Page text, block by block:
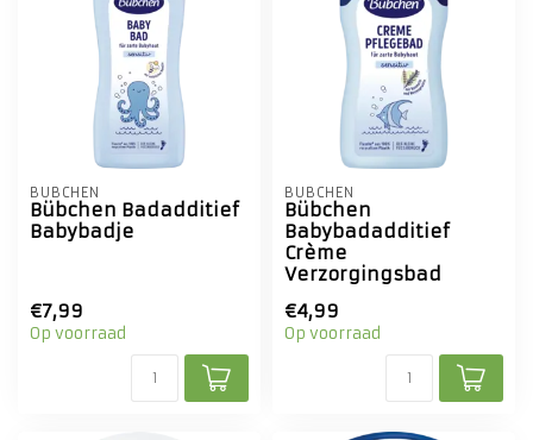
BÜBCHEN
Bübchen Badadditief
Babybadje
€7,99
Op voorraad
BÜBCHEN
Bübchen
Babybadadditief
Crème
Verzorgingsbad
€4,99
Op voorraad